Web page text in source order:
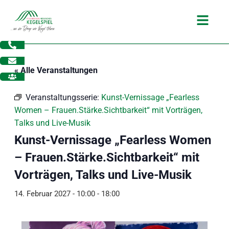
Inhalt
springen
Main
« Alle Veranstaltungen
Veranstaltungsserie: Kunst-Vernissage „Fearless
Women – Frauen.Stärke.Sichtbarkeit“ mit Vorträgen,
Talks und Live-Musik
Kunst-Vernissage „Fearless Women
– Frauen.Stärke.Sichtbarkeit“ mit
Vorträgen, Talks und Live-Musik
14. Februar 2027 - 10:00- 18:00